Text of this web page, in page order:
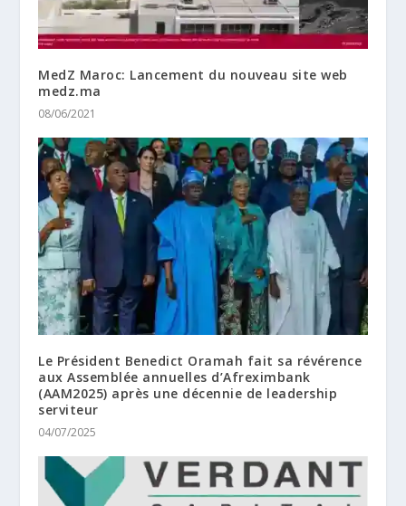
MedZ Maroc: Lancement du nouveau site web
medz.ma
08/06/2021
Le Président Benedict Oramah fait sa révérence
aux Assemblée annuelles d’Afreximbank
(AAM2025) après une décennie de leadership
serviteur
04/07/2025